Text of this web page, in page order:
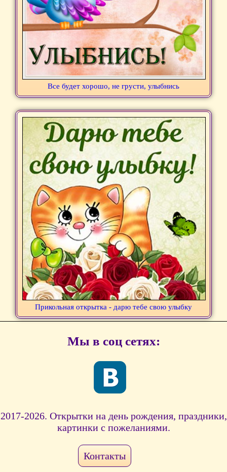
Все будет хорошо, не грусти, улыбнись
Прикольная открытка - дарю тебе свою улыбку
Мы в соц сетях:
2017-2026. Открытки на день рождения, праздники,
картинки с пожеланиями.
Контакты